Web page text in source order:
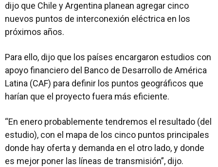
dijo que Chile y Argentina planean agregar cinco
nuevos puntos de interconexión eléctrica en los
próximos años.
Para ello, dijo que los países encargaron estudios con
apoyo financiero del Banco de Desarrollo de América
Latina (CAF) para definir los puntos geográficos que
harían que el proyecto fuera más eficiente.
“En enero probablemente tendremos el resultado (del
estudio), con el mapa de los cinco puntos principales
donde hay oferta y demanda en el otro lado, y donde
es mejor poner las líneas de transmisión”, dijo.